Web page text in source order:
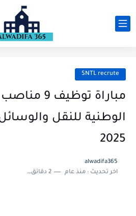
SNTL recrute
مباراة
الوطنية للنقل
2025
alwadifa365
اخر تحديث :منذ عام 2 دقائق للقراءة